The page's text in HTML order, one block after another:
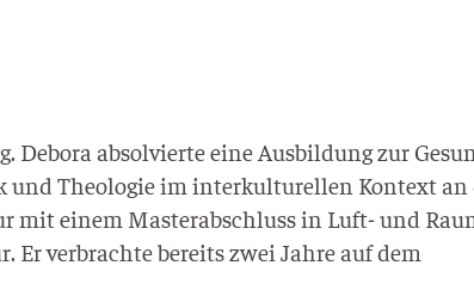
Debo­ra absol­vier­te eine Aus­bil­dung zur
und Theo­lo­gie im inter­kul­tu­rel­len Kon­text
mit einem Mas­ter­ab­schluss in Luft- und
ver­brach­te bereits zwei Jah­re auf dem